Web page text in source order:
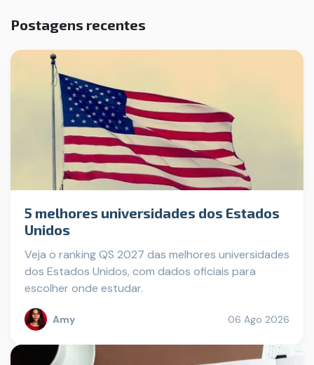
Postagens recentes
5 melhores universidades dos Estados
Unidos
Veja o ranking QS 2027 das melhores universidades
dos Estados Unidos, com dados oficiais para
escolher onde estudar.
Amy 06 Ago 2026